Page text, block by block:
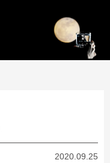
2020.09.25